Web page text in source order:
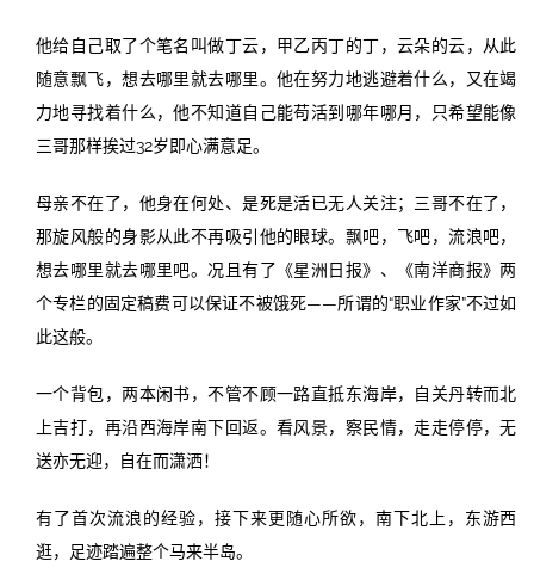
他给自己取了个笔名叫做丁云，甲乙丙丁的丁，云朵的云，从此
随意飘飞，想去哪里就去哪里。他在努力地逃避着什么，又在竭
力地寻找着什么，他不知道自己能苟活到哪年哪月，只希望能像
三哥那样挨过32岁即心满意足。
母亲不在了，他身在何处、是死是活已无人关注；三哥不在了，
那旋风般的身影从此不再吸引他的眼球。飘吧，飞吧，流浪吧，
想去哪里就去哪里吧。况且有了《星洲日报》、《南洋商报》两
个专栏的固定稿费可以保证不被饿死——所谓的“职业作家”不过如
此这般。
一个背包，两本闲书，不管不顾一路直抵东海岸，自关丹转而北
上吉打，再沿西海岸南下回返。看风景，察民情，走走停停，无
送亦无迎，自在而潇洒！
有了首次流浪的经验，接下来更随心所欲，南下北上，东游西
逛，足迹踏遍整个马来半岛。